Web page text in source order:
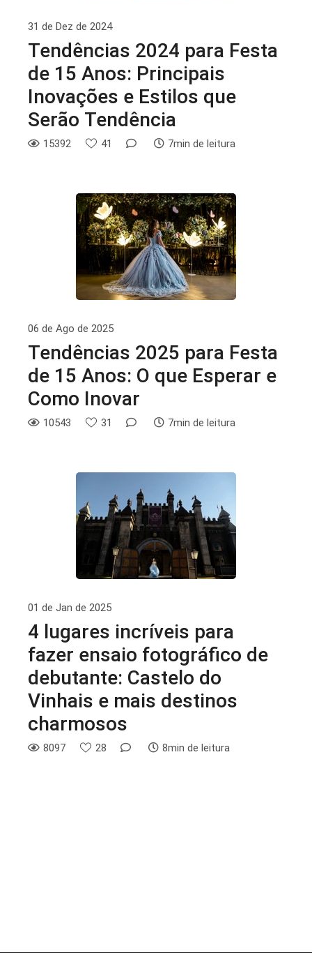
31 de Dez de 2024
Tendências 2024 para Festa
de 15 Anos: Principais
Inovações e Estilos que
Serão Tendência
15392 41 7min de leitura
06 de Ago de 2025
Tendências 2025 para Festa
de 15 Anos: O que Esperar e
Como Inovar
10543 31 7min de leitura
01 de Jan de 2025
4 lugares incríveis para
fazer ensaio fotográfico de
debutante: Castelo do
Vinhais e mais destinos
charmosos
8097 28 8min de leitura